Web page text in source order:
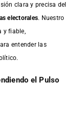
clara y precisa del
electorales. Nuestro
fiable,
entender las
el Pulso